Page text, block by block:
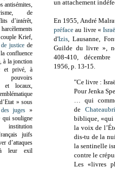
un attachement
En 1955, André
préface au livre «
d'Izis, Lausanne,
Guilde du livre »,
408-410,
1956, p. 13-15.
"Ce livre :
Pour Jenka
… qui
de
biblique, «qui
la voix de
dis-tu de la
la sentinelle
contre le
Les «livres
antisémites,
de
d’intérêt,
Krief,
justicede
confluence
à la jonction
et privé, à
pouvoirs
et locaux,
» sous
juges »
qui souligne
institution
juifs
d’attaques
à leur exil